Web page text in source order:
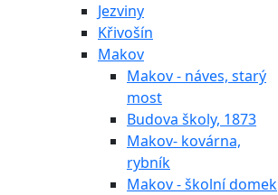
Jezviny
Křivošín
Makov
Makov - náves, starý
most
Budova školy, 1873
Makov- kovárna,
rybník
Makov - školní domek